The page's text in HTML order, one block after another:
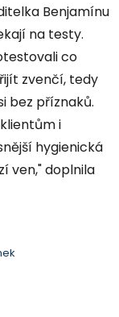
Benjamínu
na testy.
co
zvenčí, tedy
bez příznaků.
i
hygienická
ven," doplnila